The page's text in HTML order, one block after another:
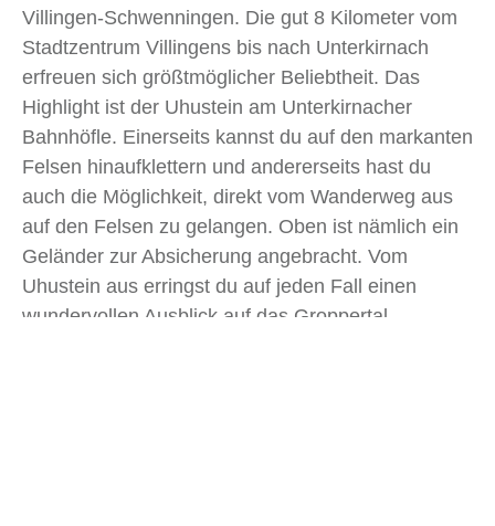
Villingen-Schwenningen. Die gut 8 Kilometer vom
Stadtzentrum Villingens bis nach Unterkirnach
erfreuen sich größtmöglicher Beliebtheit. Das
Highlight ist der Uhustein am Unterkirnacher
Bahnhöfle. Einerseits kannst du auf den markanten
Felsen hinaufklettern und andererseits hast du
auch die Möglichkeit, direkt vom Wanderweg aus
auf den Felsen zu gelangen. Oben ist nämlich ein
Geländer zur Absicherung angebracht. Vom
Uhustein aus erringst du auf jeden Fall einen
wundervollen Ausblick auf das Groppertal.